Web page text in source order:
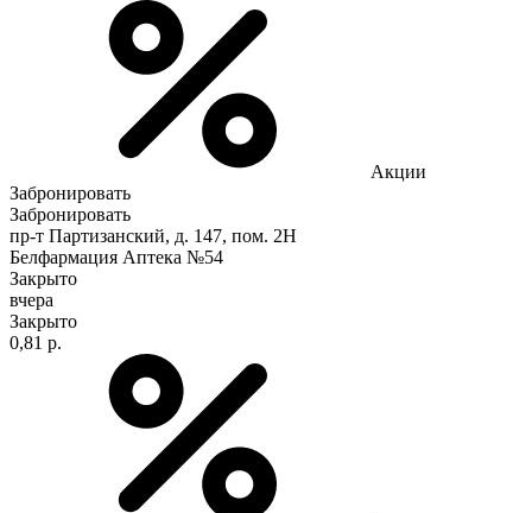
Акции
Забронировать
Забронировать
пр-т Партизанский, д. 147, пом. 2Н
Белфармация Аптека №54
Закрыто
вчера
Закрыто
0,81 р.